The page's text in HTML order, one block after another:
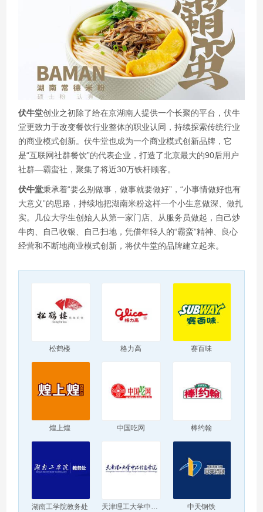
伏牛堂创业之初除了给在京湖南人提供一个长聚的平台，伏牛
堂更致力于改变餐饮行业整体的职业认同，持续探索传统行业
的商业模式创新。伏牛堂也成为一个商业模式创新品牌，它
是“互联网社群餐饮”的代表企业，打造了北京最大的90后用户
社群—霸蛮社，聚集了将近30万铁杆顾客。
伏牛堂秉承着“要么别做事，做事就要做好”，“小事情做好也有
大意义”的思路，持续地把湖南米粉这样一个小生意做深、做扎
实。几位大学生创始人从第一家门店、从服务员做起，自己炒
牛肉、自己收银、自己扫地，凭借年轻人的“霸蛮”精神、良心
经营和不断地商业模式创新，将伏牛堂的品牌建立起来。
松鹤楼 格力高 赛百味
煌上煌 中国吃网 棒约翰
湖南工学院教务处 天津理工大学中环信息学院 中天钢铁